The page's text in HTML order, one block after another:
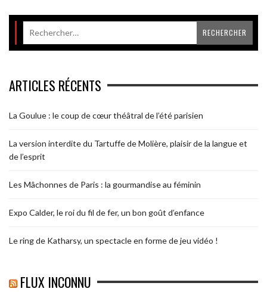
ARTICLES RÉCENTS
La Goulue : le coup de cœur théâtral de l’été parisien
La version interdite du Tartuffe de Molière, plaisir de la langue et
de l’esprit
Les Mâchonnes de Paris : la gourmandise au féminin
Expo Calder, le roi du fil de fer, un bon goût d’enfance
Le ring de Katharsy, un spectacle en forme de jeu vidéo !
FLUX INCONNU